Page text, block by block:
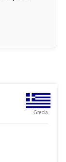
Grecia